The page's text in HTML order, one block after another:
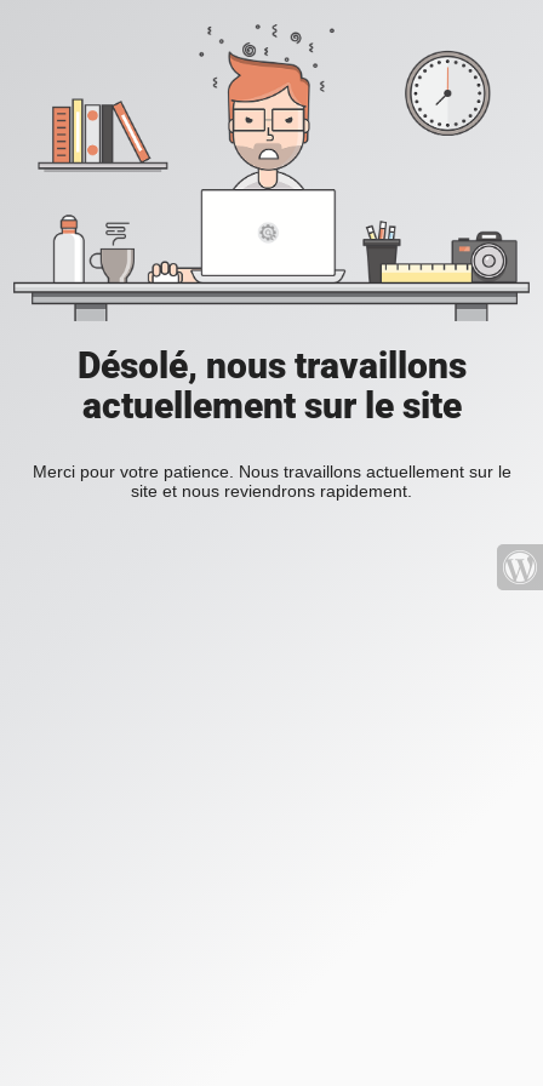
Désolé, nous travaillons
actuellement sur le site
Merci pour votre patience. Nous travaillons actuellement sur le
site et nous reviendrons rapidement.